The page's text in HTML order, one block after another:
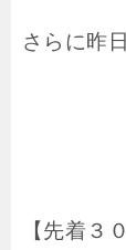
さらに昨
【先着３